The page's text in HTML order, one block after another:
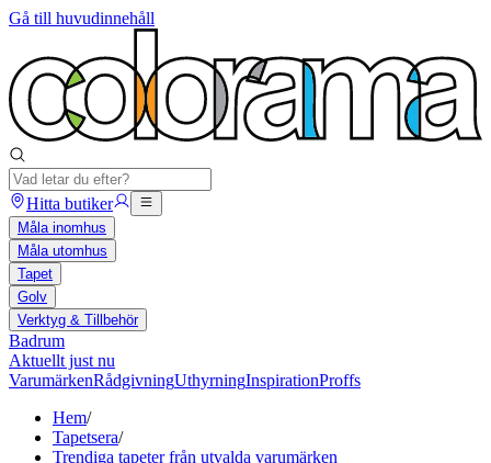
Gå till huvudinnehåll
Hitta butiker
Måla inomhus
Måla utomhus
Tapet
Golv
Verktyg & Tillbehör
Badrum
Aktuellt just nu
VarumärkenRådgivningUthyrningInspirationProffs
Hem/
Tapetsera/
Trendiga tapeter från utvalda varumärken